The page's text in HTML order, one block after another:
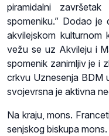
piramidalni
spomeniku.” Dodao je
akvilejskom kulturnom
vežu se uz Akvileju i
spomenik zanimljiv je i
crkvu Uznesenja BDM
svojevrsna je aktivna
Na kraju, mons.
senjskog biskupa